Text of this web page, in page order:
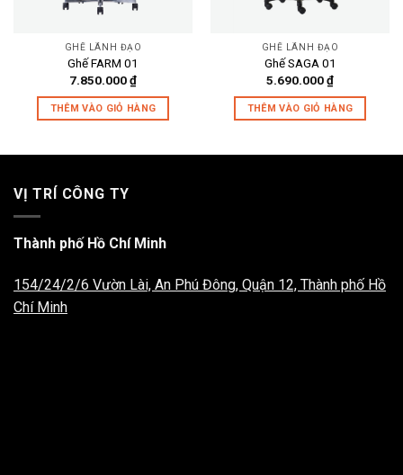
GHẾ LÃNH ĐẠO
Ghế FARM 01
7.850.000₫
THÊM VÀO GIỎ HÀNG
GHẾ LÃNH ĐẠO
Ghế SAGA 01
5.690.000₫
THÊM VÀO GIỎ HÀNG
VỊ TRÍ CÔNG TY
Thành phố Hồ Chí Minh
154/24/2/6 Vườn Lài, An Phú Đông, Quận 12, Thành phố Hồ
Chí Minh